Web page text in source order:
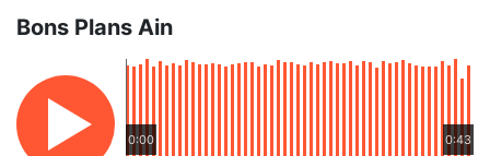
Bons Plans Ain
0:00 0:43